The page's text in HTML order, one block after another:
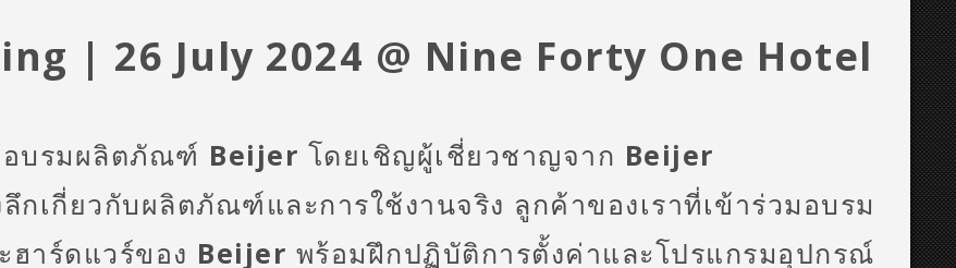
| 26 July 2024 @ Nine Forty One Hotel
บรมผลิตภัณฑ์ Beijer โดยเชิญผู้เชี่ยวชาญจาก Beijer
กเกี่ยวกับผลิตภัณฑ์และการใช้งานจริง ลูกค้าของเราที่เข้าร่วมอบรม
าร์ดแวร์ของ Beijer พร้อมฝึกปฏิบัติการตั้งค่าและโปรแกรมอุปกรณ์